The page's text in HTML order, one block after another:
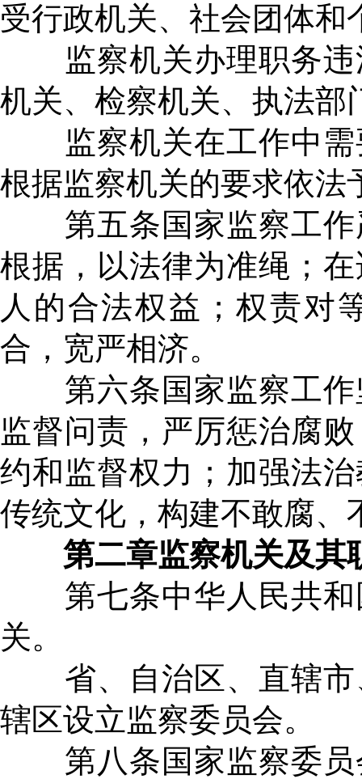
受行政机关、社会团体和
监察机关办理职务违
机关、检察机关、执法部
监察机关在工作中需
根据监察机关的要求依法
第五条国家监察工作
根据，以法律为准绳；
人的合法权益；权责对
合，宽严相济。
第六条国家监察工作
监督问责，严厉惩治腐
约和监督权力；加强法
传统文化，构建不敢腐、
第二章监察机关及其
第七条中华人民共和
关。
省、自治区、直辖市
辖区设立监察委员会。
第八条国家监察委员